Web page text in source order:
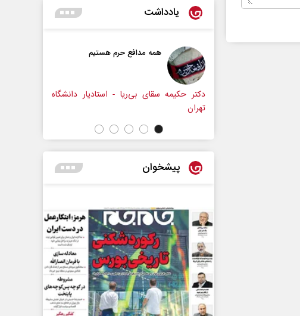
یادداشت
همه مدافع حرم هستیم
دکتر حکیمه سقای بی‌ریا - استادیار دانشگاه
حکایت یک تاریخ و دو
پیشخوان